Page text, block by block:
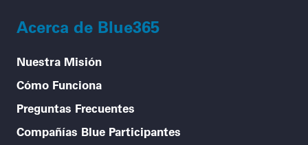
Acerca de Blue365
Nuestra Misión
Cómo Funciona
Preguntas Frecuentes
Compañías Blue Participantes